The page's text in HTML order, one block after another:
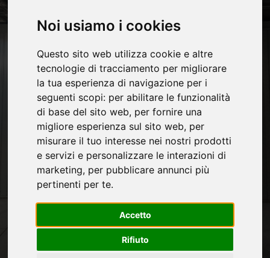
Noi usiamo i cookies
Questo sito web utilizza cookie e altre
tecnologie di tracciamento per migliorare
la tua esperienza di navigazione per i
seguenti scopi: per abilitare le funzionalità
di base del sito web, per fornire una
migliore esperienza sul sito web, per
misurare il tuo interesse nei nostri prodotti
e servizi e personalizzare le interazioni di
marketing, per pubblicare annunci più
pertinenti per te.
Accetto
Rifiuto